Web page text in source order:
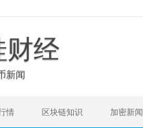
财经
新闻
情 区块链知识 加密新闻